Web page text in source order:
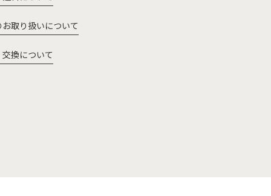
お取り扱いについて
換について